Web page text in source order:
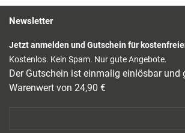
Newsletter
Jetzt anmelden und Gutschein für
Kostenlos. Kein Spam. Nur gute Angebote.
Der Gutschein ist einmalig einlösbar und
Warenwert von 24,90 €